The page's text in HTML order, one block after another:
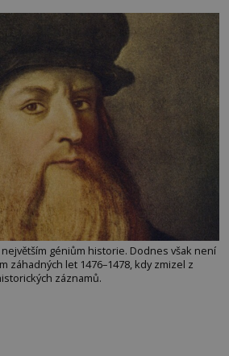
géniům historie. Dodnes však není
záhadných let 1476–1478, kdy zmizel z
záznamů.